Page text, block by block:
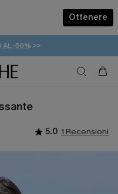
Ottenere
| ACQUISTA
AL -50%>>
DA 49€
DI SCONTO*
5.0 1 Recensioni